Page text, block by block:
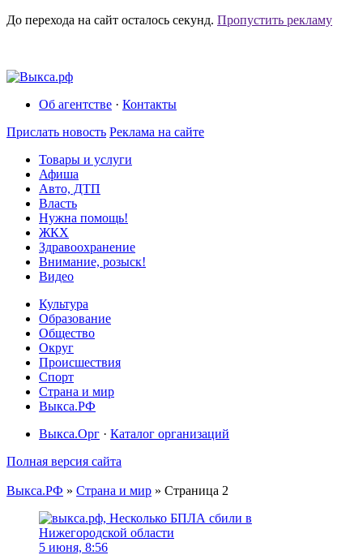
До перехода на сайт осталось секунд. Пропустить рекламу
Об агентстве · Контакты
Прислать новость Реклама на сайте
Товары и услуги
Афиша
Авто, ДТП
Власть
Нужна помощь!
ЖКХ
Здравоохранение
Внимание, розыск!
Видео
Культура
Образование
Общество
Округ
Происшествия
Спорт
Страна и мир
Выкса.РФ
Выкса.Орг · Каталог организаций
Полная версия сайта
Выкса.РФ » Страна и мир » Страница 2
5 июня, 8:56